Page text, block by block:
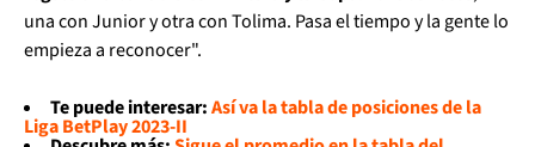
una con Junior y otra con Tolima. Pasa el tiempo y la gente lo
empieza a reconocer".
Te puede interesar:Así va la tabla de posiciones de la
Liga BetPlay 2023-II